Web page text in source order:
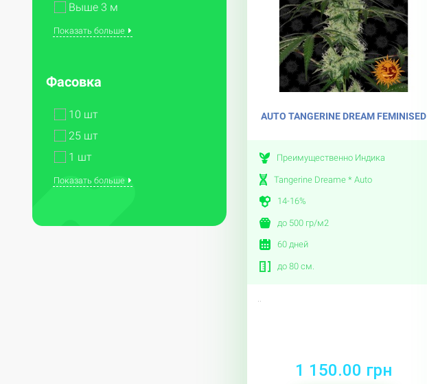
Выше 3 м
Показать больше
Фасовка
10 шт
25 шт
1 шт
Показать больше
AUTO TANGERINE DREAM FEMINISED
Преимущественно Индика
Tangerine Dreame * Auto
14-16%
до 500 гр/м2
60 дней
до 80 см.
..
1 150.00 грн